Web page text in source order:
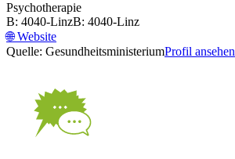
Psychotherapie
B: 4040-LinzB: 4040-Linz
🌐Website
Quelle: GesundheitsministeriumProfil ansehen